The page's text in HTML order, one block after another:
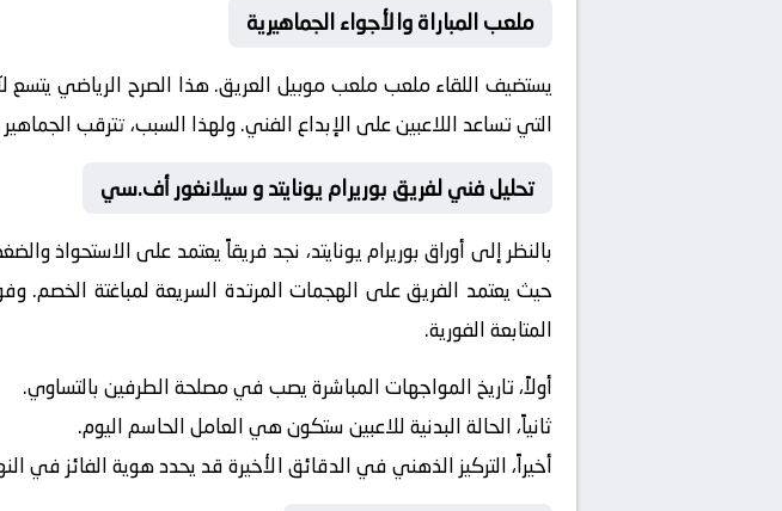
ملعب المباراة والأجواء الجماهيرية
يستضيف اللقاء ملعب ملعب موبيلالعريق. هذا الصرح الرياضي يتسع
التي تساعد اللاعبين على الإبداع الفني. ولهذا السبب، تترقب
تحليل فني لفريق بوريرام يونايتد و سيلانغور أف.سي
بالنظر إلى أوراقبوريرام يونايتد، نجد فريقاً يعتمد على الاستحواذ
حيث يعتمد الفريق على الهجمات المرتدة السريعة لمباغتة الخصم.
المتابعة الفورية.
أولاً، تاريخ المواجهات المباشرة يصب في مصلحة الطرفين بالتساوي.
ثانياً، الحالة البدنية للاعبين ستكون هي العامل الحاسم اليوم.
أخيراً، التركيز الذهني في الدقائق الأخيرة قد يحدد هوية الفائز في